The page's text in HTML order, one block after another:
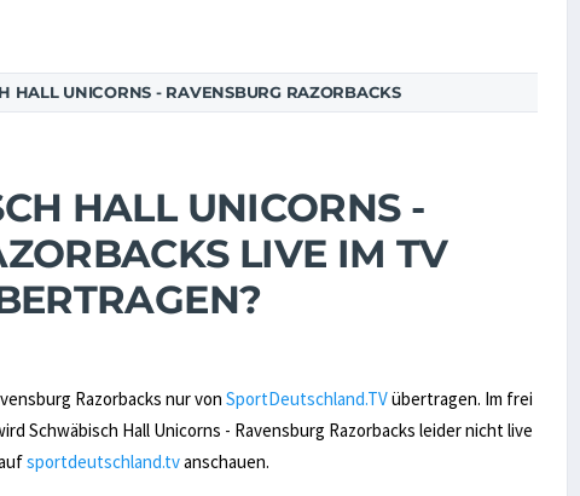
HALL UNICORNS - RAVENSBURG RAZORBACKS
HALL UNICORNS -
LIVE IM TV
Razorbacks nur von SportDeutschland.TVübertragen. Im frei
Schwäbisch Hall Unicorns - Ravensburg Razorbacks leider nicht live
sportdeutschland.tvanschauen.